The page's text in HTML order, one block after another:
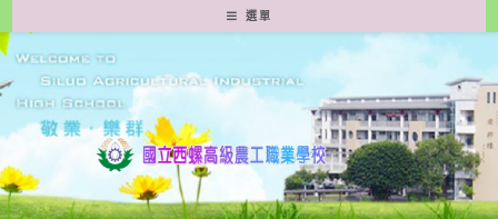
轉
至
要
容
選單